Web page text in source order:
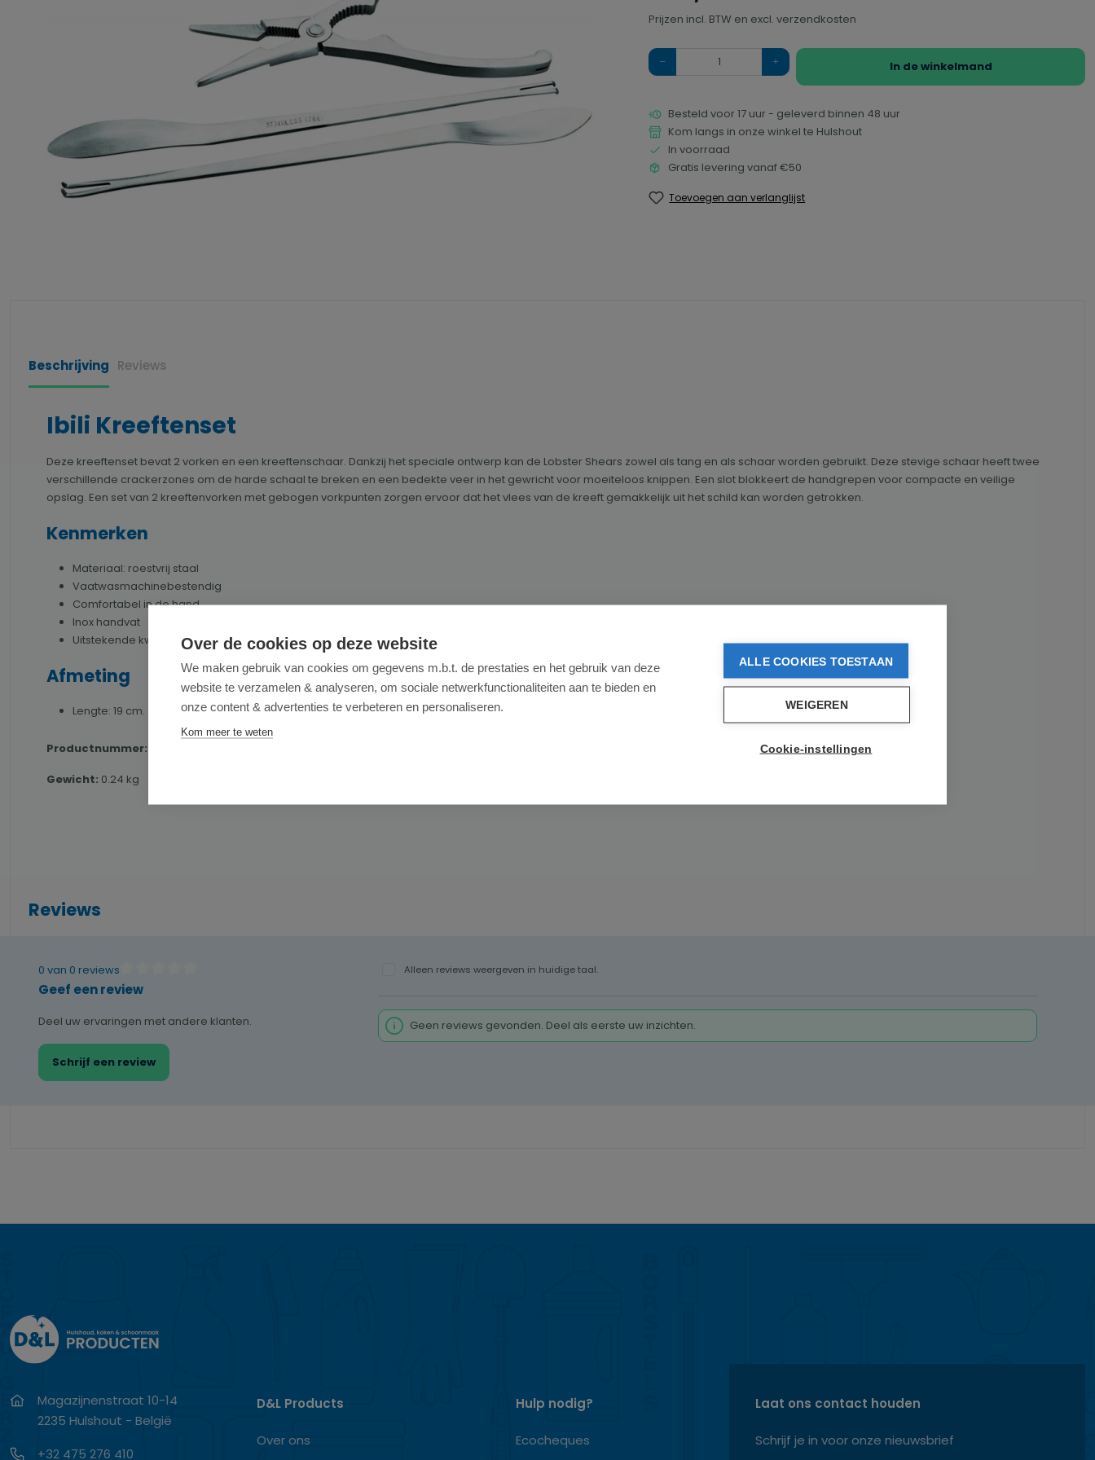
Prijzen incl. BTW en excl. verzendkosten
Hoeveelheid
In de winkelmand
Besteld voor 17 uur - geleverd binnen 48 uur
Kom langs in onze winkel te Hulshout
In voorraad
Gratis levering vanaf €50
Toevoegen aan verlanglijst
Beschrijving Reviews
Ibili Kreeftenset
Deze kreeftenset bevat 2 vorken en een kreeftenschaar. Dankzij het speciale ontwerp kan de Lobster Shears zowel als tang en als schaar worden gebruikt. Deze stevige schaar heeft twee
verschillende crackerzones om de harde schaal te breken en een bedekte veer in het gewricht voor moeiteloos knippen. Een slot blokkeert de handgrepen voor compacte en veilige
opslag. Een set van 2 kreeftenvorken met gebogen vorkpunten zorgen ervoor dat het vlees van de kreeft gemakkelijk uit het schild kan worden getrokken.
Kenmerken
Materiaal: roestvrij staal
Vaatwasmachinebestendig
Comfortabel in de hand
Inox handvat
Uitstekende kwaliteit
Afmeting
Lengte: 19 cm.
Productnummer:
Gewicht: 0.24 kg
Reviews
0 van 0 reviews
Gemiddelde waardering van 0 van 5 sterren
Geef een review
Deel uw ervaringen met andere klanten.
Schrijf een review
Alleen reviews weergeven in huidige taal.
Geen reviews gevonden. Deel als eerste uw inzichten.
Magazijnenstraat 10-14
2235 Hulshout - België
+32 475 276 410
D&L Products
Over ons
Hulp nodig?
Ecocheques
Laat ons contact houden
Schrijf je in voor onze nieuwsbrief
Over de cookies op deze website
We maken gebruik van cookies om gegevens m.b.t. de prestaties en het gebruik van deze
website te verzamelen & analyseren, om sociale netwerkfunctionaliteiten aan te bieden en
onze content & advertenties te verbeteren en personaliseren.
Kom meer te weten
ALLE COOKIES TOESTAAN
WEIGEREN
Cookie-instellingen